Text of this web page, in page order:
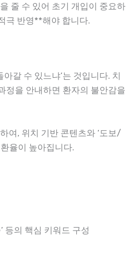
줄 수 있어 초기 개입이 중요하
극 반영**해야 합니다.
갈 수 있느냐’는 것입니다. 치
정을 안내하면 환자의 불안감을
여, 위치 기반 콘텐츠와 ‘도보/
율이 높아집니다.
등의 핵심 키워드 구성